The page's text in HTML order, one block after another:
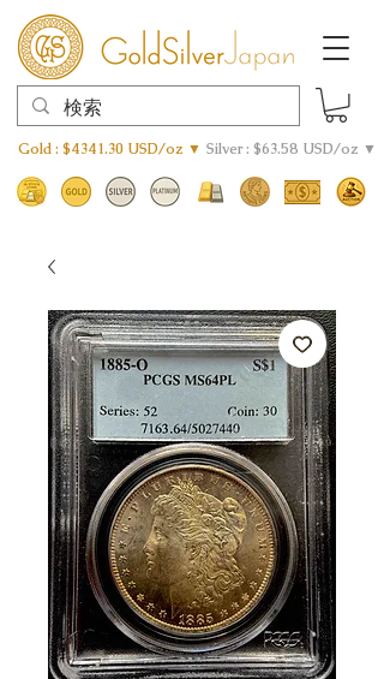
Gold : $4341.30 USD/oz ▼ Silver : $63.58 USD/oz ▼